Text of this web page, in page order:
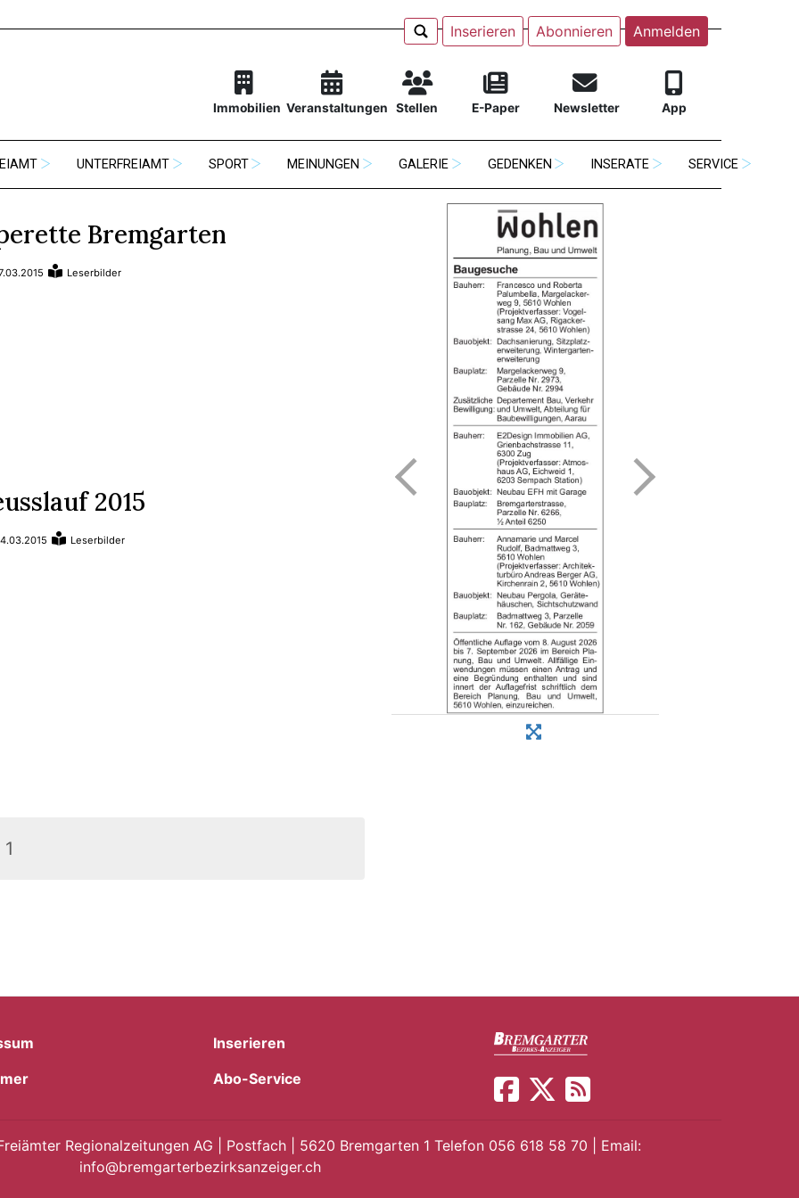
Inserieren Abonnieren Anmelden
Immobilien Veranstaltungen Stellen E-Paper Newsletter App
UNTERFREIAMT SPORT MEINUNGEN GALERIE GEDENKEN INSERATE SERVICE
Bremgarten
Leserbilder
2015
Leserbilder
1
Inserieren
Abo-Service
Regionalzeitungen AG | Postfach | 5620 Bremgarten 1 Telefon 056 618 58 70 | Email:
info@bremgarterbezirksanzeiger.ch